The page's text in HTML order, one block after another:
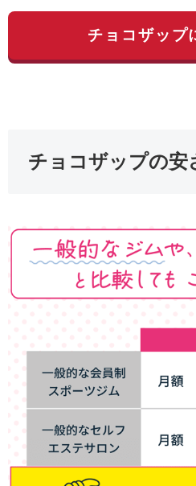
チョコザップ
チョコザップの安